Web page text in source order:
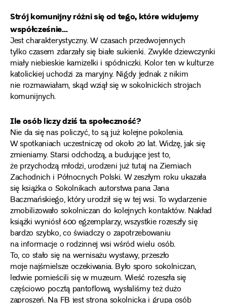
Strój komunijny różni się od tego, które widujemy
współcześnie…
Jest charakterystyczny. W czasach przedwojennych
tylko czasem zdarzały się białe sukienki. Zwykle dziewczynki
miały niebieskie kamizelki i spódniczki. Kolor ten w kulturze
katolickiej uchodzi za maryjny. Nigdy jednak z nikim
nie rozmawiałam, skąd wziął się w sokolnickich strojach
komunijnych.
Ile osób liczy dziś ta społeczność?
Nie da się nas policzyć, to są już kolejne pokolenia.
W spotkaniach uczestniczę od około 20 lat. Widzę, jak się
zmieniamy. Starsi odchodzą, a budujące jest to,
że przychodzą młodzi, urodzeni już tutaj na Ziemiach
Zachodnich i Północnych Polski. W zeszłym roku ukazała
się książka o Sokolnikach autorstwa pana Jana
Baczmańskiego, który urodził się w tej wsi. To wydarzenie
zmobilizowało sokolniczan do kolejnych kontaktów. Nakład
książki wyniósł 600 egzemplarzy, wszystkie rozeszły się
bardzo szybko, co świadczy o zapotrzebowaniu
na informacje o rodzinnej wsi wśród wielu osób.
To, co stało się na wernisażu wystawy, przeszło
moje najśmielsze oczekiwania. Było sporo sokolniczan,
ledwie pomieścili się w muzeum. Wieść rozeszła się
częściowo pocztą pantoflową, wysłaliśmy też dużo